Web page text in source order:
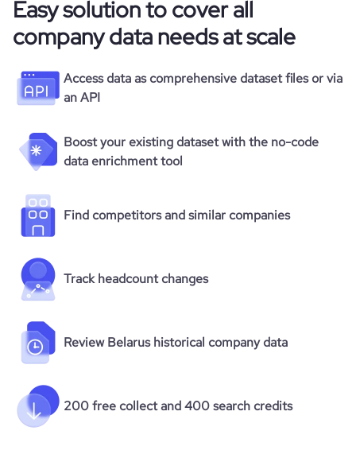
Easy solution to cover all
company data needs at scale
Access data as comprehensive dataset files or via
an API
Boost your existing dataset with the no-code
data enrichment tool
Find competitors and similar companies
Track headcount changes
Review Belarus historical company data
200 free collect and 400 search credits